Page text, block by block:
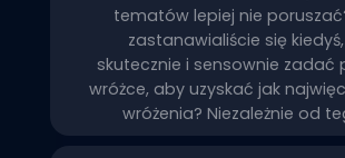
tematów lepiej nie
zastanawialiście się
skutecznie i sensownie zadać
wróżce, aby uzyskać jak
wróżenia? Niezależnie od